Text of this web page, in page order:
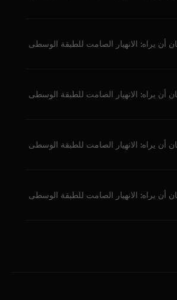
أن يراه: الانهيار الصامت للطبقة الوسطى
أن يراه: الانهيار الصامت للطبقة الوسطى
أن يراه: الانهيار الصامت للطبقة الوسطى
أن يراه: الانهيار الصامت للطبقة الوسطى